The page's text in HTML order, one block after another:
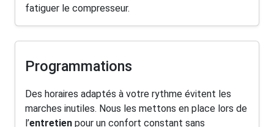
fatiguer le compresseur.
Programmations
Des horaires adaptés à votre rythme évitent les
marches inutiles. Nous les mettons en place lors de
l’entretien pour un confort constant sans